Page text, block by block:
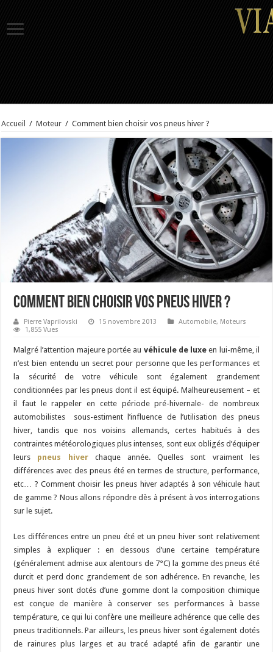
Accueil / Moteur / Comment bien choisir vos pneus hiver ?
Comment bien choisir vos pneus hiver ?
Pierre Vaprilovski 15 novembre 2013 Automobile, Moteurs
1,855 Vues
Malgré l’attention majeure portée au véhicule de luxe en lui-même, il
n’est bien entendu un secret pour personne que les performances et
la sécurité de votre véhicule sont également grandement
conditionnées par les pneus dont il est équipé. Malheureusement – et
il faut le rappeler en cette période pré-hivernale- de nombreux
automobilistes sous-estiment l’influence de l’utilisation des pneus
hiver, tandis que nos voisins allemands, certes habitués à des
contraintes météorologiques plus intenses, sont eux obligés d’équiper
leurs pneus hiverchaque année. Quelles sont vraiment les
différences avec des pneus été en termes de structure, performance,
etc… ? Comment choisir les pneus hiver adaptés à son véhicule haut
de gamme ? Nous allons répondre dès à présent à vos interrogations
sur le sujet.
Les différences entre un pneu été et un pneu hiver sont relativement
simples à expliquer : en dessous d’une certaine température
(généralement admise aux alentours de 7°C) la gomme des pneus été
durcit et perd donc grandement de son adhérence. En revanche, les
pneus hiver sont dotés d’une gomme dont la composition chimique
est conçue de manière à conserver ses performances à basse
température, ce qui lui confère une meilleure adhérence que celle des
pneus traditionnels. Par ailleurs, les pneus hiver sont également dotés
de rainures plus larges et au tracé adapté afin de garantir une